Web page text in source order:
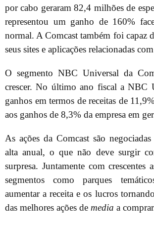
por cabo geraram 82,4 milhões de
representou um ganho de 160%
normal. A Comcast também foi capaz
seus sites e aplicações relacionadas
O segmento NBC Universal da
crescer. No último ano fiscal a NBC
ganhos em termos de receitas de
aos ganhos de 8,3% da empresa em
As ações da Comcast são
alta anual, o que não deve surgir
surpresa. Juntamente com crescentes
segmentos como parques
aumentar a receita e os lucros
das melhores ações de media a